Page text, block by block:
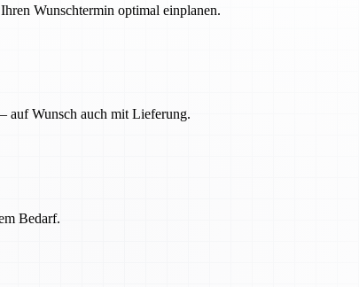
Wunschtermin optimal einplanen.
auf Wunsch auch mit Lieferung.
Bedarf.